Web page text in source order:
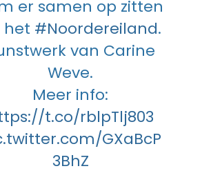
er samen op zitten
het #Noordereiland.
van Carine
Weve.
Meer info:
t.co/rblpTlj803
GXaBcP
3BhZ